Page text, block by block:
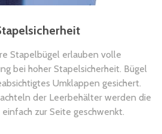
Stapelbügel erlauben volle
bei hoher Stapelsicherheit. Bügel
Umklappen gesichert.
der Leerbehälter werden die
zur Seite geschwenkt.